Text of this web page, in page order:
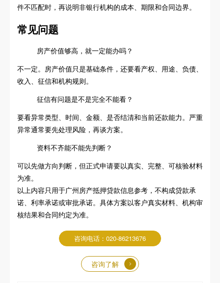
件不匹配时，再说明非银行机构的成本、期限和合同边界。
常见问题
房产价值够高，就一定能办吗？
不一定。房产价值只是基础条件，还要看产权、用途、负债、
收入、征信和机构规则。
征信有问题是不是完全不能看？
要看异常类型、时间、金额、是否结清和当前还款能力。严重
异常通常要先处理风险，再谈方案。
资料不齐能不能先判断？
可以先做方向判断，但正式申请要以真实、完整、可核验材料
为准。
以上内容只用于广州房产抵押贷款信息参考，不构成贷款承
诺、利率承诺或审批承诺。具体方案以客户真实材料、机构审
核结果和合同约定为准。
咨询电话：020-86213676
咨询了解